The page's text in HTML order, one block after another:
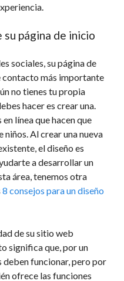
página de inicio
sociales, su página de
contacto más importante
no tienes tu propia
hacer es crear una.
línea que hacen que
niños. Al crear una nueva
el diseño es
a desarrollar un
área, tenemos otra
8 consejos para un diseño
de su sitio web
significa que, por un
deben funcionar, pero por
ofrece las funciones